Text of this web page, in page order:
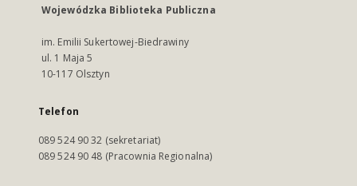
Wojewódzka Biblioteka Publiczna
im. Emilii Sukertowej-Biedrawiny
ul. 1 Maja 5
10-117 Olsztyn
Telefon
089 524 90 32 (sekretariat)
089 524 90 48 (Pracownia Regionalna)